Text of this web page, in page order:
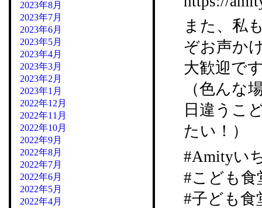
また、私
ぞお声か
大歓迎で
（色んな
日違うこ
たい！）
#Amityい
#こども食
#子ども食
2023年8月
2023年7月
2023年6月
2023年5月
2023年4月
2023年3月
2023年2月
2023年1月
2022年12月
2022年11月
2022年10月
2022年9月
2022年8月
2022年7月
2022年6月
2022年5月
2022年4月